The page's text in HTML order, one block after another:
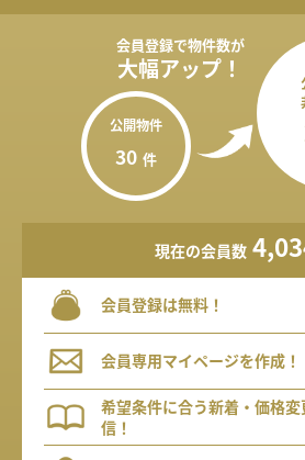
会員登録で物件数が
大幅アップ！
公開物件
30 件
現在の会員数
会員登録は無料！
会員専用マイページを作成！
希望条件に合う新着・価格
信！